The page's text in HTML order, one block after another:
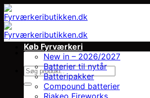
Fortsæt
til
indhold
Søg
efter:
Køb Fyrværkeri
New in – 2026/2027
Batterier til nytår
Batteripakker
Compound batterier
Riakeo Fireworks